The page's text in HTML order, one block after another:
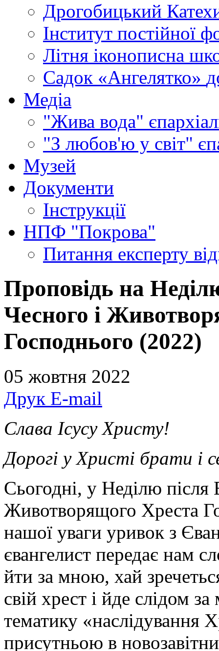
Дрогобицький
Інститут постійної
Літня іконописна
Садок «Ангелятко»
Медіа
"Жива вода"
"З любов'ю у світ"
Музей
Документи
Інструкції
НПФ "Покрова"
Питання експерту
Проповідь на
Чесного і
Господнього (2022)
05 жовтня 2022
Друк E-mail
Слава Ісусу Христу!
Дорогі у Христі брати і
Сьогодні, у Неділю
Животворящого Хреста
нашої уваги уривок з
євангелист передає нам
йти за мною, хай
свій хрест і йде слідом
тематику «наслідування
присутньою в